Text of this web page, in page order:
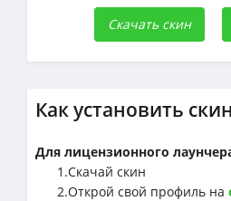
Скачать скин
Как установить
Для лицензионного
1.Cкачай скин
2.Открой свой профиль на